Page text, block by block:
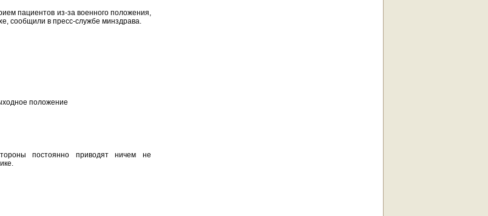
пациентов из-за военного положения,
сообщили в пресс-службе минздрава.
положение
постоянно приводят ничем не